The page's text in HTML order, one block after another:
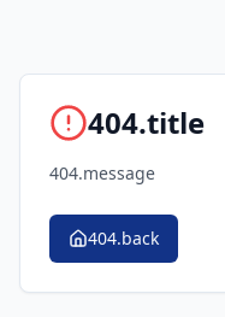
404.title
404.message
404.back